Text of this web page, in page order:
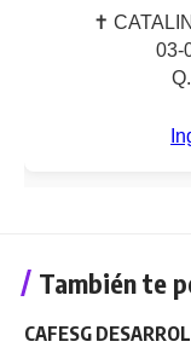
También te
CAFESG